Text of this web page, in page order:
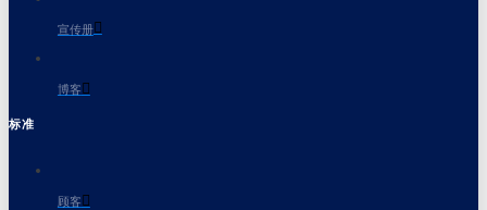
宣传册
博客
标准
顾客